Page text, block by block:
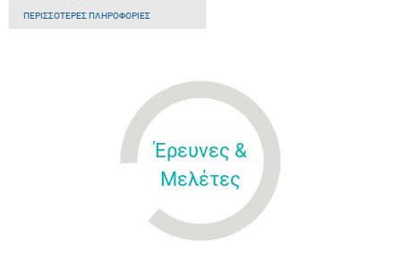
ΠΕΡΙΣΣΌΤΕΡΕΣ ΠΛΗΡΟΦΟΡΊΕΣ
Έρευνες &
Μελέτες